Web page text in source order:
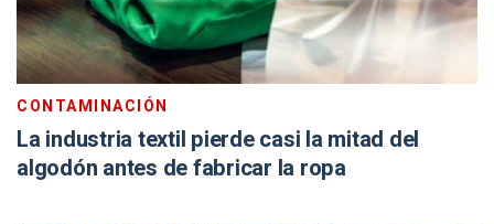
CONTAMINACIÓN
La industria textil pierde casi la mitad del
algodón antes de fabricar la ropa